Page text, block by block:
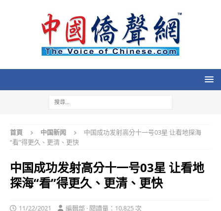
首頁 中国新闻
中国成功发射高分十一号03星 让看地探海
“看”得更久、更清、更快
中国成功发射高分十一号03星 让看地
探海“看”得更久、更清、更快
11/22/2021 編輯部 · 閱讀量：10,825 次